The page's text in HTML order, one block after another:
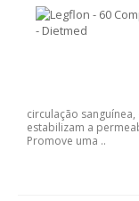
CELULITE
CORTA-
circulação
estabilizam a
Promove uma ..